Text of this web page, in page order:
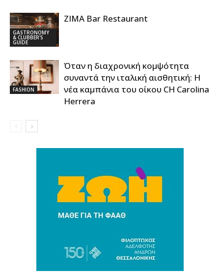
GASTRONOMY
& CLUBBER'S
GUIDE
ZIMA Bar Restaurant
FASHION
Όταν η διαχρονική κομψότητα
συναντά την ιταλική αισθητική: Η
νέα καμπάνια του οίκου CH Carolina
Herrera